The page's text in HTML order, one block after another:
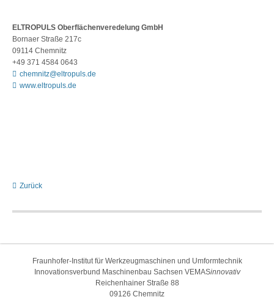
ELTROPULS Oberflächenveredelung GmbH
Bornaer Straße 217c
09114 Chemnitz
+49 371 4584 0643
chemnitz@eltropuls.de
www.eltropuls.de
Zurück
Fraunhofer-Institut für Werkzeugmaschinen und Umformtechnik
Innovationsverbund Maschinenbau Sachsen VEMASinnovativ
Reichenhainer Straße 88
09126 Chemnitz